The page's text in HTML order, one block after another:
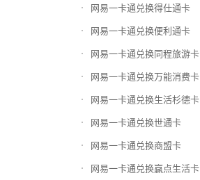
网易一卡通兑换得仕通卡
网易一卡通兑换便利通卡
网易一卡通兑换同程旅游卡
网易一卡通兑换万能消费卡
网易一卡通兑换生活杉德卡
网易一卡通兑换世通卡
网易一卡通兑换商盟卡
网易一卡通兑换赢点生活卡